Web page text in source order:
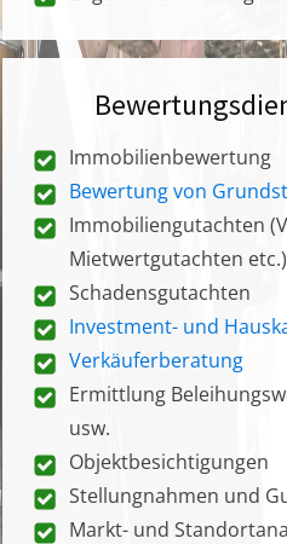
Immobilienbewertung
Bewertung von
Immobiliengutachten
Mietwertgutachten etc.)
Schadensgutachten
Investment- und
Verkäuferberatung
Ermittlung
usw.
Objektbesichtigungen
Stellungnahmen und
Markt- und